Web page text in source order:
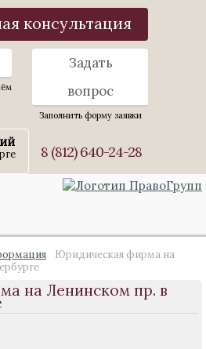
консультация
Задать
вопрос
Заполнить форму заявки
8 (812) 640-24-28
Юридическая фирма на
на Ленинском пр. в